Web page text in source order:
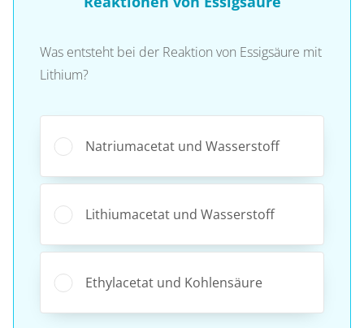
Was entsteht bei der Reaktion von Essigsäure mit
Lithium?
Natriumacetat und Wasserstoff
Lithiumacetat und Wasserstoff
Ethylacetat und Kohlensäure